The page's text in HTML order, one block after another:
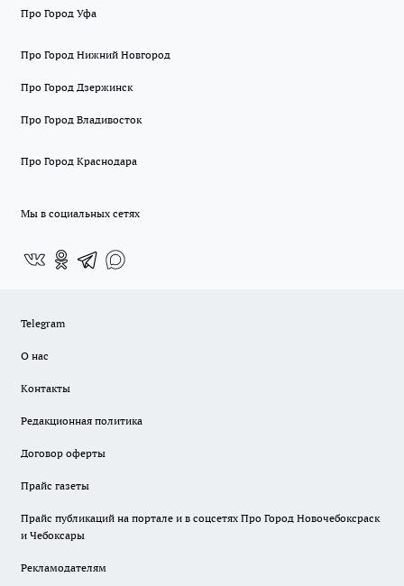
Про Город Уфа
Про Город Нижний Новгород
Про Город Дзержинск
Про Город Владивосток
Про Город Краснодара
Мы в социальных сетях
Telegram
О нас
Контакты
Редакционная политика
Договор оферты
Прайс газеты
Прайс публикаций на портале и в соцсетях Про Город Новочебоксраск
и Чебоксары
Рекламодателям